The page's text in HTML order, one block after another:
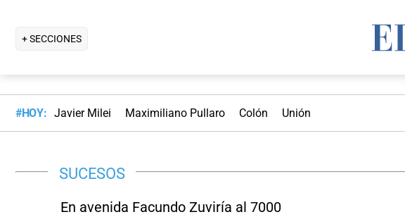
+ SECCIONES
#HOY: Javier Milei Maximiliano Pullaro Colón Unión
SUCESOS
En avenida Facundo Zuviría al 7000